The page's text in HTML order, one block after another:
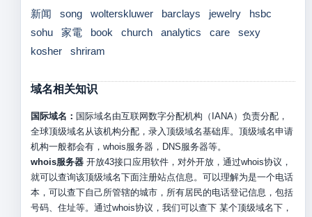
新闻 song wolterskluwer barclays jewelry
hsbc
sohu
家電 book church analytics care
sexy
kosher
shriram
域名相关知识
国际域名： 国际域名由互联网数字分配机构（IANA）负责分配，
全球顶级域名从该机构分配，录入顶级域名基础库。顶级域名申请
机构一般都会有，whois服务器，DNS服务器等。
whois服务器开放43接口应用软件，对外开放，通过whois协议，
就可以查询该顶级域名下面注册站点信息。可以理解为是一个电话
本，可以查下自己所管辖的城市，所有居民的电话登记信息，包括
号码、住址等。通过whois协议，我们可以查下 某个顶级域名下，